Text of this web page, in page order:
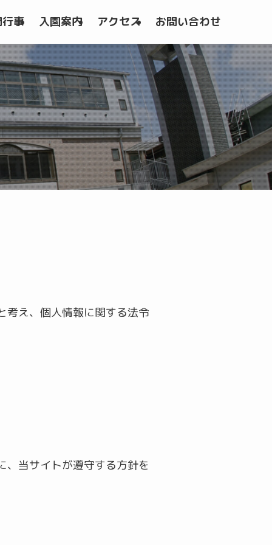
事 入園案内 アクセス お問い合わせ
考え、個人情報に関する法令
当サイトが遵守する方針を